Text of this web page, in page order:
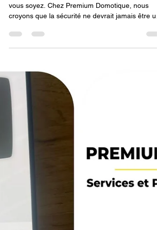
CAMÉRAS CONNECTÉES
Gardez un œil sur ce qui compte vraiment, où
vous soyez. Chez Premium Domotique, nous
croyons que la sécurité ne devrait jamais être
option. C’est pourquoi nous avons choisi
l’excellence avec les solutions de
vidéosurveillance connectée Hikvision. Pourquoi
passer au connecté avec nous ? • Haute
: Une image cristalline, de jour comme de nuit. •
Accès à distance : Visualisez vos caméras en
direct sur votre smartphone. • Alertes
: Soyez prévenu i